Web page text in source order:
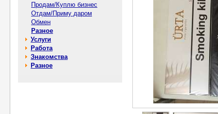
Продам/Куплю бизнес
Отдам/Приму даром
Обмен
Разное
Услуги
Работа
Знакомства
Разное